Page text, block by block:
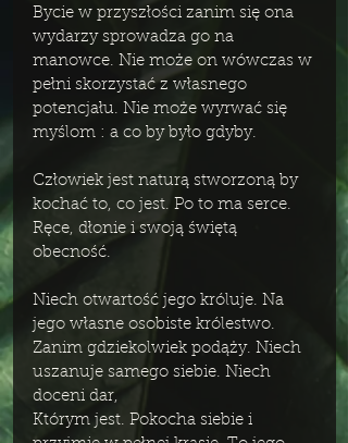
Bycie w przyszłości zanim się ona
wydarzy sprowadza go na
manowce. Nie może on wówczas w
pełni skorzystać z własnego
potencjału. Nie może wyrwać się
myślom : a co by było gdyby.
Człowiek jest naturą stworzoną by
kochać to, co jest. Po to ma serce.
Ręce, dłonie i swoją świętą
obecność.
Niech otwartość jego króluje. Na
jego własne osobiste królestwo.
Zanim gdziekolwiek podąży. Niech
uszanuje samego siebie. Niech
doceni dar,
Którym jest. Pokocha siebie i